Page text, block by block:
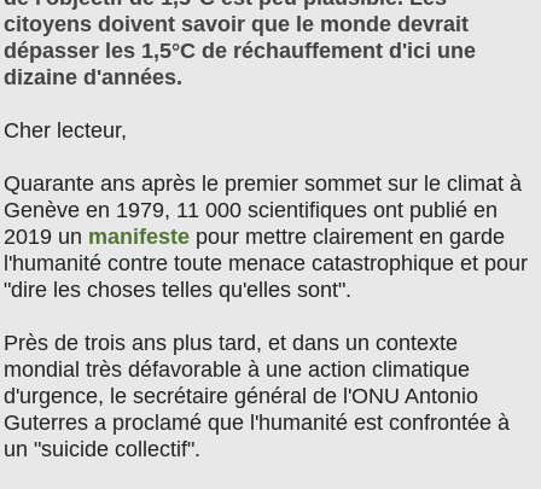
citoyens doivent savoir que le monde devrait
dépasser les 1,5°C de réchauffement d'ici une
dizaine d'années.
Cher lecteur,
Quarante ans après le premier sommet sur le climat à
Genève en 1979, 11 000 scientifiques ont publié en
2019 un manifeste pour mettre clairement en garde
l'humanité contre toute menace catastrophique et pour
"dire les choses telles qu'elles sont".
Près de trois ans plus tard, et dans un contexte
mondial très défavorable à une action climatique
d'urgence, le secrétaire général de l'ONU Antonio
Guterres a proclamé que l'humanité est confrontée à
un "suicide collectif".